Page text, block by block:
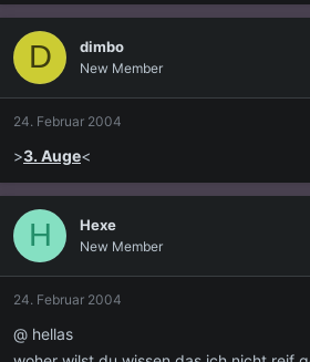
D dimbo
New Member
24. Februar 2004
>3. Auge<
H Hexe
New Member
24. Februar 2004
@ hellas